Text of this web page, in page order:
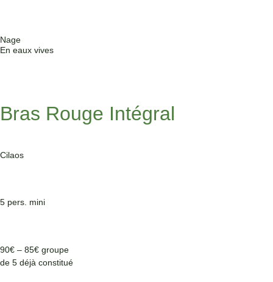
Nage
En eaux vives
Bras Rouge Intégral
Cilaos
5 pers. mini
90€ – 85€ groupe
de 5 déjà constitué